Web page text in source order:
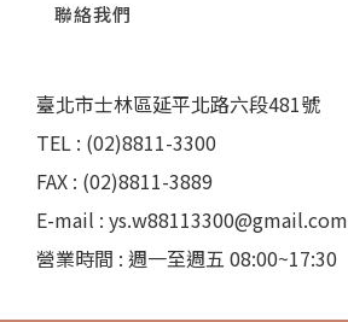
聯絡我們
臺北市士林區延平北路六段481號
TEL : (02)8811-3300
FAX : (02)8811-3889
E-mail : ys.w88113300@gmail.com
營業時間 : 週一至週五 08:00~17:30